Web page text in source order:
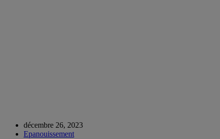
décembre 26, 2023
Epanouissement